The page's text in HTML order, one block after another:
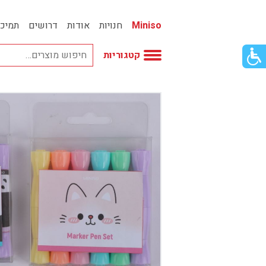
כפתור
לפתיחת
Miniso חנויות אודות דרושים
קטגוריות
באק טו סקול
בובות
בישום ונרות
בעלי חיים
בקבוקים